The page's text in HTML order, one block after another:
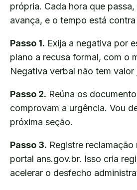
própria. Cada hora que
avança, e o tempo está
Passo 1. Exija a negativa por
plano a recusa formal, com o
Negativa verbal não tem valor
Passo 2. Reúna os
comprovam a urgência. Vou
próxima seção.
Passo 3. Registre reclamação
portal ans.gov.br. Isso cria
acelerar o desfecho